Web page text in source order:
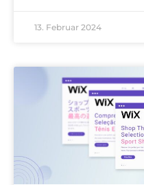
13. Februar 2024